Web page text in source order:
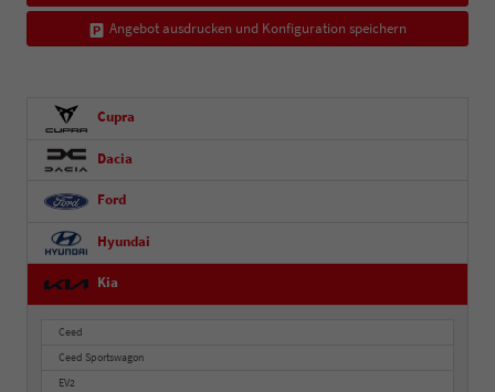
Angebot ausdrucken und Konfiguration speichern
Cupra
Dacia
Ford
Hyundai
Kia
Ceed
Ceed Sportswagon
EV2